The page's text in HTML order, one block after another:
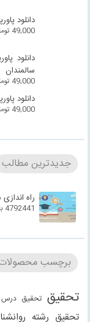
دانلود
49,000
دانلود
سالمندان
49,000
دانلود
49,000
جدیدترین مطالب
راه
4792441 بازدید
برچسب
تحقیق تحقیق درس
تحقیق رشته